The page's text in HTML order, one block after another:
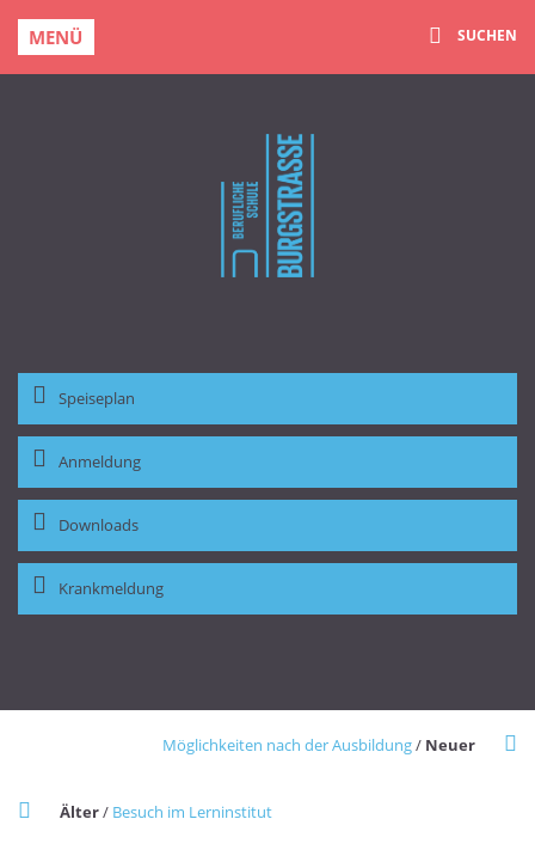
MENÜ SUCHEN
Speiseplan
Anmeldung
Downloads
Krankmeldung
Möglichkeiten nach der Ausbildung/ Neuer
Älter/ Besuch im Lerninstitut